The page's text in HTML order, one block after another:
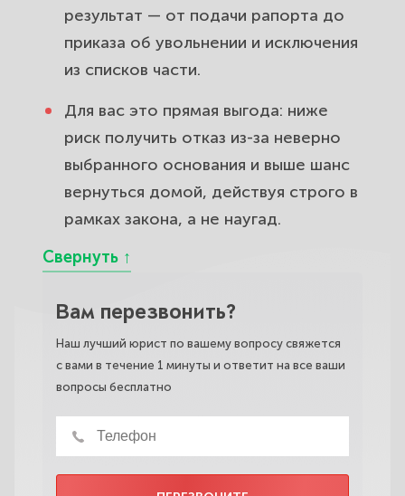
результат — от подачи рапорта до
приказа об увольнении и исключения
из списков части.
Для вас это прямая выгода: ниже
риск получить отказ из-за неверно
выбранного основания и выше шанс
вернуться домой, действуя строго в
рамках закона, а не наугад.
Вам перезвонить?
Наш лучший юрист по вашему вопросу свяжется
с вами в течение 1 минуты и ответит на все ваши
вопросы бесплатно